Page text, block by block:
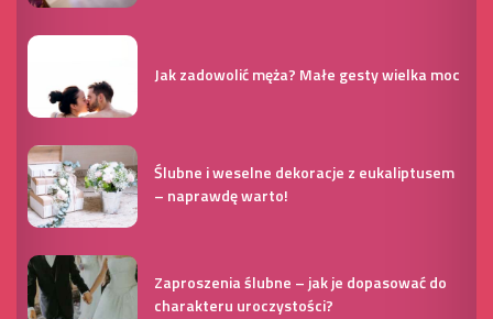
Jak zadowolić męża? Małe gesty wielka moc
Ślubne i weselne dekoracje z eukaliptusem
– naprawdę warto!
Zaproszenia ślubne – jak je dopasować do
charakteru uroczystości?